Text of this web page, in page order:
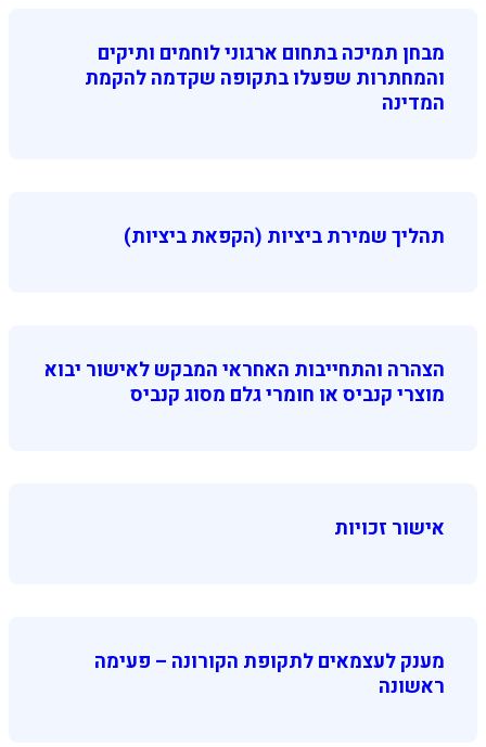
מבחן תמיכה בתחום ארגוני לוחמים ותיקים
והמחתרות שפעלו בתקופה שקדמה להקמת
המדינה
תהליך שמירת ביציות (הקפאת ביציות)
הצהרה והתחייבות האחראי המבקש לאישור יבוא
מוצרי קנביס או חומרי גלם מסוג קנביס
אישור זכויות
מענק לעצמאים לתקופת הקורונה – פעימה
ראשונה